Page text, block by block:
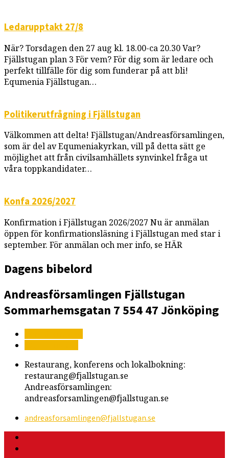
Ledarupptakt 27/8
När? Torsdagen den 27 aug kl. 18.00-ca 20.30 Var?
Fjällstugan plan 3 För vem? För dig som är ledare och
perfekt tillfälle för dig som funderar på att bli!
Equmenia Fjällstugan…
Politikerutfrågning i Fjällstugan
Välkommen att delta! Fjällstugan/Andreasförsamlingen,
som är del av Equmeniakyrkan, vill på detta sätt ge
möjlighet att från civilsamhällets synvinkel fråga ut
våra toppkandidater…
Konfa 2026/2027
Konfirmation i Fjällstugan 2026/2027 Nu är anmälan
öppen för konfirmationsläsning i Fjällstugan med star i
september. För anmälan och mer info, se HÄR
Dagens bibelord
Andreasförsamlingen Fjällstugan
Sommarhemsgatan 7554 47 Jönköping
Restaurang, konferens och lokalbokning:
restaurang@fjallstugan.se
Andreasförsamlingen:
andreasforsamlingen@fjallstugan.se
andreasforsamlingen​@fjallstugan.se